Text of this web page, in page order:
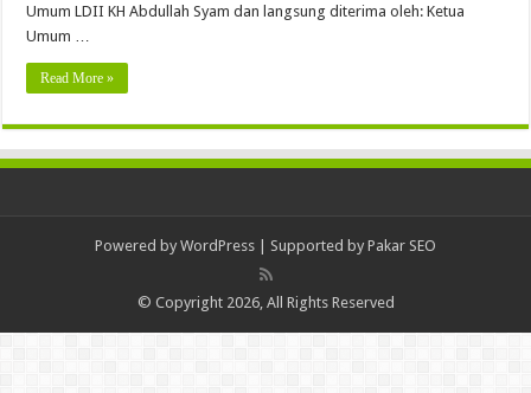
Umum LDII KH Abdullah Syam dan langsung diterima oleh: Ketua
Umum …
Read More »
Powered by WordPress | Supported by Pakar SEO
© Copyright 2026, All Rights Reserved